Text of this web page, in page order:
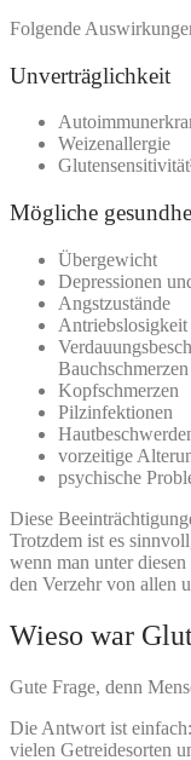
Folgende
Unverträglichkeit
Weizenallergie
Mögliche
Übergewicht
Depressionen
Angstzustände
Antriebslosigkeit
Bauchschmerzen
Kopfschmerzen
Pilzinfektionen
vorzeitige
psychische
Diese
Trotzdem ist es
wenn man unter
den Verzehr von allen
Wieso war
Gute Frage, denn
Die Antwort ist
vielen Getreidesorten